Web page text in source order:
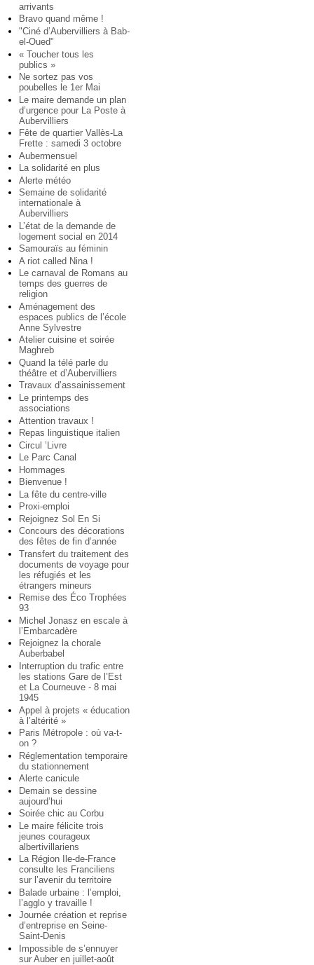
arrivants
Bravo quand même !
"Ciné d’Aubervilliers à Bab-
el-Oued"
« Toucher tous les
publics »
Ne sortez pas vos
poubelles le 1er Mai
Le maire demande un plan
d’urgence pour La Poste à
Aubervilliers
Fête de quartier Vallès-La
Frette : samedi 3 octobre
Aubermensuel
La solidarité en plus
Alerte météo
Semaine de solidarité
internationale à
Aubervilliers
L’état de la demande de
logement social en 2014
Samouraïs au féminin
A riot called Nina !
Le carnaval de Romans au
temps des guerres de
religion
Aménagement des
espaces publics de l’école
Anne Sylvestre
Atelier cuisine et soirée
Maghreb
Quand la télé parle du
théâtre et d’Aubervilliers
Travaux d’assainissement
Le printemps des
associations
Attention travaux !
Repas linguistique italien
Circul ’Livre
Le Parc Canal
Hommages
Bienvenue !
La fête du centre-ville
Proxi-emploi
Rejoignez Sol En Si
Concours des décorations
des fêtes de fin d’année
Transfert du traitement des
documents de voyage pour
les réfugiés et les
étrangers mineurs
Remise des Éco Trophées
93
Michel Jonasz en escale à
l’Embarcadère
Rejoignez la chorale
Auberbabel
Interruption du trafic entre
les stations Gare de l’Est
et La Courneuve - 8 mai
1945
Appel à projets « éducation
à l’altérité »
Paris Métropole : où va-t-
on ?
Réglementation temporaire
du stationnement
Alerte canicule
Demain se dessine
aujourd’hui
Soirée chic au Corbu
Le maire félicite trois
jeunes courageux
albertivillariens
La Région Ile-de-France
consulte les Franciliens
sur l’avenir du territoire
Balade urbaine : l’emploi,
l’agglo y travaille !
Journée création et reprise
d’entreprise en Seine-
Saint-Denis
Impossible de s’ennuyer
sur Auber en juillet-août